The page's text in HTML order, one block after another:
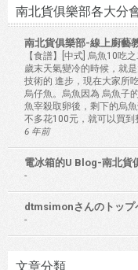
南北貨俱樂部各大分
南北貨俱樂部-線上廚藝
【食譜】[中式] 烏魚10吃
歲末天氣變冷的時候，就
技術的 進步，現在大家所
烏仔魚。烏魚因為 烏魚子
魚宰殺取卵後，剩下的烏
不多花100元，就可以買到
6 年前
電冰箱的U Blog-南北貨
-
dtmsimonさんのトップ
-
文章分類